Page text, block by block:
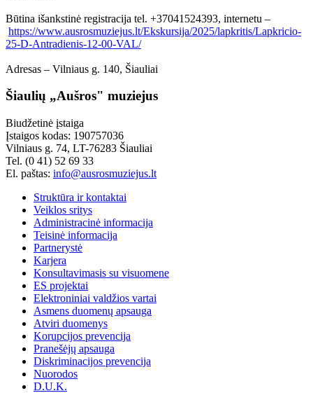
Būtina išankstinė registracija tel. +37041524393, internetu –
https://www.ausrosmuziejus.lt/Ekskursija/2025/lapkritis/Lapkricio-
25-D-Antradienis-12-00-VAL/
Adresas – Vilniaus g. 140, Šiauliai
Šiaulių „Aušros" muziejus
Biudžetinė įstaiga
Įstaigos kodas: 190757036
Vilniaus g. 74, LT-76283 Šiauliai
Tel. (0 41) 52 69 33
El. paštas: info@ausrosmuziejus.lt
Struktūra ir kontaktai
Veiklos sritys
Administracinė informacija
Teisinė informacija
Partnerystė
Karjera
Konsultavimasis su visuomene
ES projektai
Elektroniniai valdžios vartai
Asmens duomenų apsauga
Atviri duomenys
Korupcijos prevencija
Pranešėjų apsauga
Diskriminacijos prevencija
Nuorodos
D.U.K.